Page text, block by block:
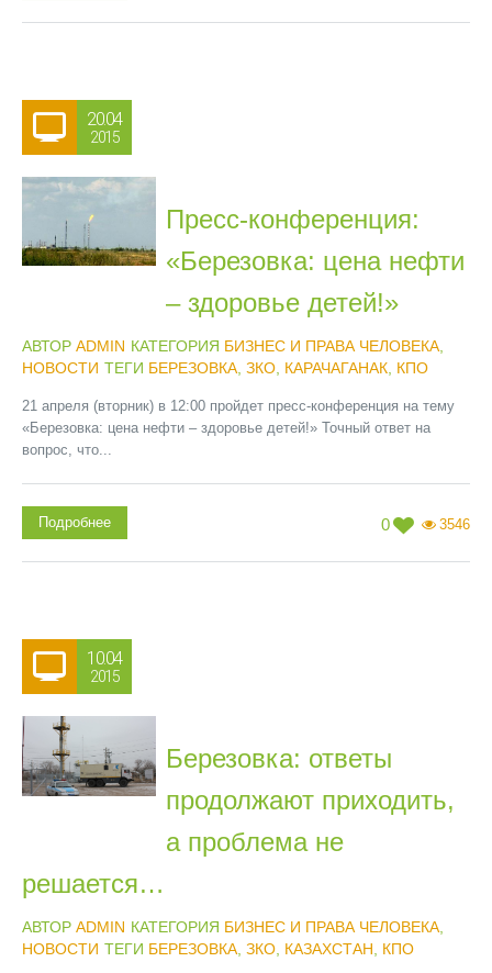
20.04
2015
Пресс-конференция:
«Березовка: цена нефти
– здоровье детей!»
АВТОР ADMIN КАТЕГОРИЯ БИЗНЕС И ПРАВА ЧЕЛОВЕКА
НОВОСТИ ТЕГИ БЕРЕЗОВКА ЗКО КАРАЧАГАНАК КПО
21 апреля (вторник) в 12:00 пройдет пресс-конференция на тему
«Березовка: цена нефти – здоровье детей!» Точный ответ на
вопрос, что...
0 3546
Подробнее
10.04
2015
Березовка: ответы
продолжают приходить,
а проблема не
решается…
АВТОР ADMIN КАТЕГОРИЯ БИЗНЕС И ПРАВА ЧЕЛОВЕКА
НОВОСТИ ТЕГИ БЕРЕЗОВКА ЗКО КАЗАХСТАН КПО